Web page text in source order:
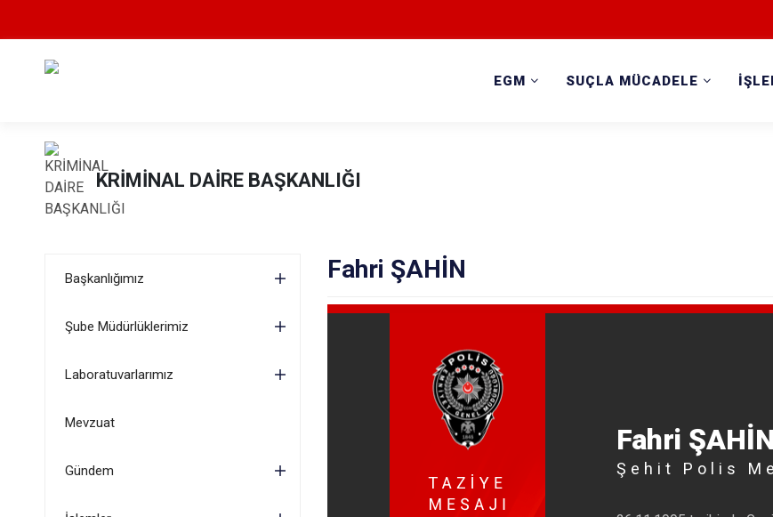
EGM SUÇLA MÜCADELE
KRİMİNAL DAİRE BAŞKANLIĞI
Başkanlığımız
Şube Müdürlüklerimiz
Laboratuvarlarımız
Mevzuat
Gündem
Fahri ŞAHİN
Fahri ŞAHİN
Şehit Polis